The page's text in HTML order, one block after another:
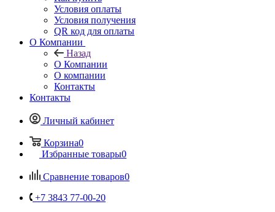
Условия оплаты
Условия получения
QR код для оплаты
О Компании
Назад
О Компании
О компании
Контакты
Контакты
Личный кабинет
Корзина0
Избранные товары0
Сравнение товаров0
+7 3843 77-00-20